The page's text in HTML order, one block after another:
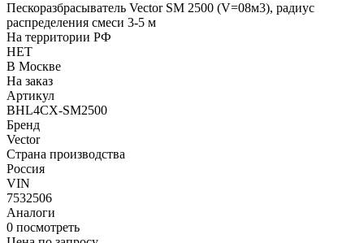
Пескоразбрасыватель Vector SM 2500 (V=08м3), радиус
распределения смеси 3-5 м
На территории РФ
НЕТ
В Москве
На заказ
Артикул
BHL4CX-SM2500
Бренд
Vector
Страна производства
Россия
VIN
7532506
Аналоги
0 посмотреть